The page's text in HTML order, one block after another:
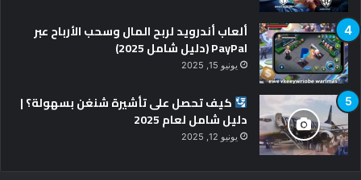
ألعاب أندرويد لربح المال وسحب الأرباح عبر
PayPal (دليل شامل 2025)
يونيو 15, 2025
كيف تحصل على تأشيرة شنغن بسهولة؟ |
دليل شامل لعام 2025
يونيو 12, 2025